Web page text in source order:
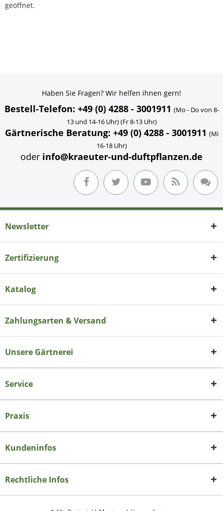
geöffnet.
Haben Sie Fragen? Wir helfen ihnen gern!
Bestell-Telefon: +49 (0) 4288 - 3001911 (Mo - Do von 8-
13 und 14-16 Uhr) (Fr 8-13 Uhr)
Gärtnerische Beratung: +49 (0) 4288 - 3001911 (Mi
16-18 Uhr)
oder info@kraeuter-und-duftpflanzen.de
Newsletter
Zertifizierung
Katalog
Zahlungsarten & Versand
Unsere Gärtnerei
Service
Praxis
Kundeninfos
Rechtliche Infos